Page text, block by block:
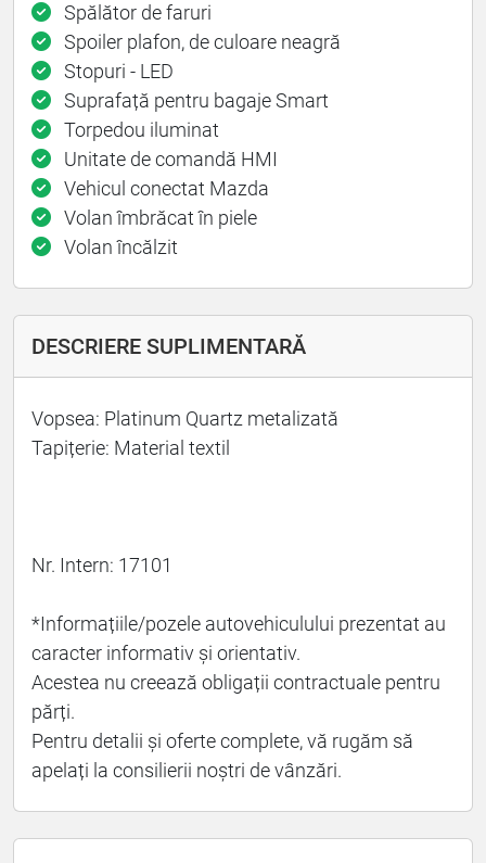
Spălător de faruri
Spoiler plafon, de culoare neagră
Stopuri - LED
Suprafață pentru bagaje Smart
Torpedou iluminat
Unitate de comandă HMI
Vehicul conectat Mazda
Volan îmbrăcat în piele
Volan încălzit
DESCRIERE SUPLIMENTARĂ
Vopsea: Platinum Quartz metalizată
Tapițerie: Material textil
Nr. Intern: 17101
*Informațiile/pozele autovehiculului prezentat au
caracter informativ și orientativ.
Acestea nu creează obligații contractuale pentru
părți.
Pentru detalii și oferte complete, vă rugăm să
apelați la consilierii noștri de vânzări.